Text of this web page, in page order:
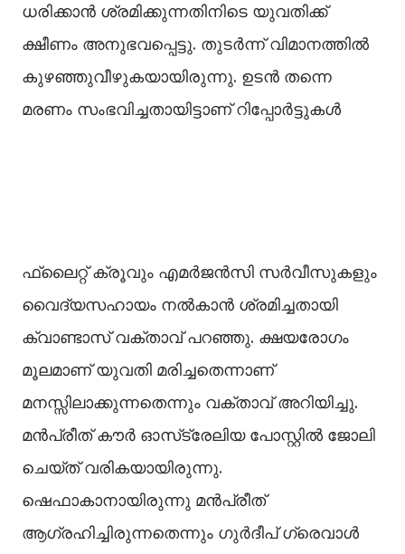
ധരിക്കാൻ ശ്രമിക്കുന്നതിനിടെ യുവതിക്ക്
ക്ഷീണം അനുഭവപ്പെട്ടു. തുടർന്ന് വിമാനത്തില്‍
കുഴഞ്ഞുവീഴുകയായിരുന്നു. ഉടൻ തന്നെ
മരണം സംഭവിച്ചതായിട്ടാണ് റിപ്പോർട്ടുകള്‍
ഫ്ലൈറ്റ് ക്രൂവും എമർജൻസി സർവീസുകളും
വൈദ്യസഹായം നല്‍കാൻ ശ്രമിച്ചതായി
ക്വാണ്ടാസ് വക്താവ് പറഞ്ഞു. ക്ഷയരോഗം
മൂലമാണ് യുവതി മരിച്ചതെന്നാണ്
മനസ്സിലാക്കുന്നതെന്നും വക്താവ് അറിയിച്ചു.
മൻപ്രീത് കൗർ ഓസ്‌ട്രേലിയ പോസ്റ്റില്‍ ജോലി
ചെയ്ത് വരികയായിരുന്നു.
ഷെഫാകാനായിരുന്നു മൻപ്രീത്
ആഗ്രഹിച്ചിരുന്നതെന്നും ഗുർദീപ് ഗ്രെവാള്‍